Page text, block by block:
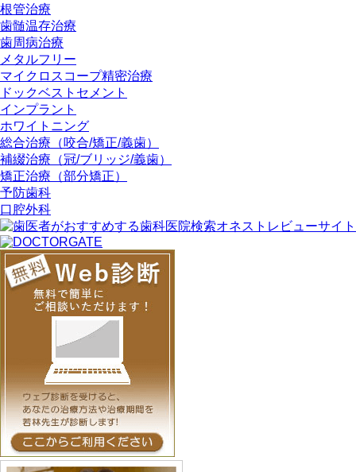
根管治療
歯髄温存治療
歯周病治療
メタルフリー
マイクロスコープ精密治療
ドックベストセメント
インプラント
ホワイトニング
総合治療（咬合/矯正/義歯）
補綴治療（冠/ブリッジ/義歯）
矯正治療（部分矯正）
予防歯科
口腔外科